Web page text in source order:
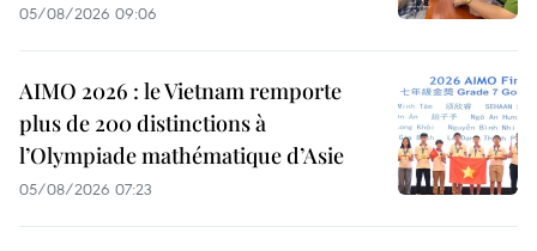
05/08/2026 09:06
AIMO 2026 : le Vietnam remporte
plus de 200 distinctions à
l’Olympiade mathématique d’Asie
05/08/2026 07:23